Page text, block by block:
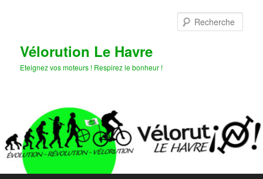
Vélorution Le Havre
Eteignez vos moteurs ! Respirez le bonheur !